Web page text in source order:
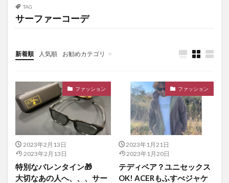
TAG
サーファーコーデ
新着順 人気順 お勧めカテゴリ
イベント
サーフィンスクール
ファッション
2023年2月13日
2023年2月13日
特別なバレンタイン🎁
大切なあの人へ、、、サー
ファッション
2023年1月21日
2023年1月20日
テディベア？ユニセックス
OK! ACERもふすべジャケ